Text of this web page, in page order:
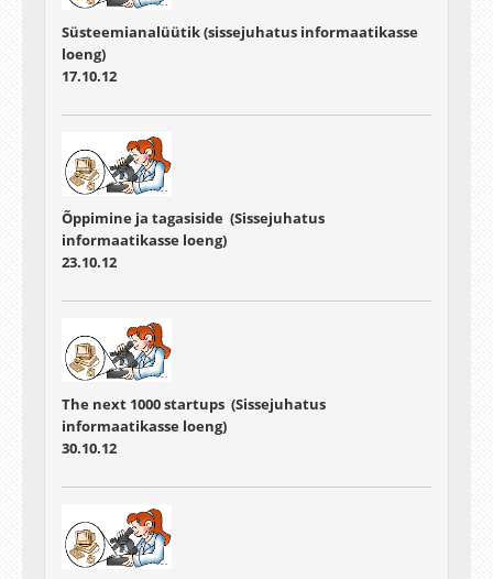
Süsteemianalüütik (sissejuhatus informaatikasse
loeng)
17.10.12
Õppimine ja tagasiside (Sissejuhatus
informaatikasse loeng)
23.10.12
The next 1000 startups (Sissejuhatus
informaatikasse loeng)
30.10.12